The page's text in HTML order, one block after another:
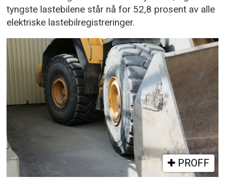
tyngste lastebilene står nå for 52,8 prosent av alle
elektriske lastebilregistreringer.
PROFF